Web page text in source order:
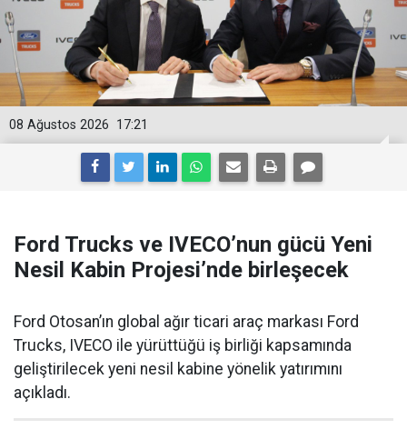
17:21
08 Ağustos 2026
Ford Trucks ve IVECO’nun gücü Yeni
Nesil Kabin Projesi’nde birleşecek
Ford Otosan’ın global ağır ticari araç markası Ford
Trucks, IVECO ile yürüttüğü iş birliği kapsamında
geliştirilecek yeni nesil kabine yönelik yatırımını
açıkladı.